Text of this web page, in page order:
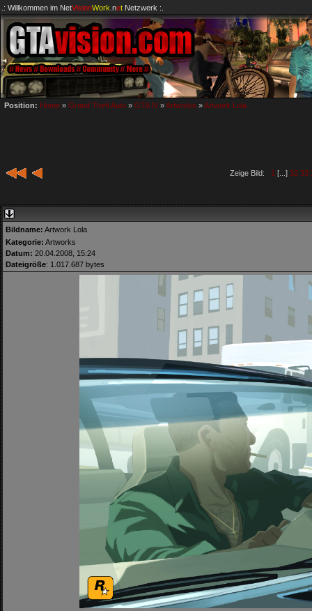
.: Willkommen im NetVisionWork .netNetzwerk :.
Position: Home » Grand Theft Auto » GTA IV »Artworks »Artwork Lola
Zeige Bild: 1 [...] 32 33
Bildname: Artwork Lola
Kategorie: Artworks
Datum: 20.04.2008, 15:24
Dateigröße: 1.017.687 bytes